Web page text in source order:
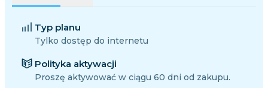
Typ planu
Tylko dostęp do internetu
Polityka aktywacji
Proszę aktywować w ciągu 60 dni od zakupu.